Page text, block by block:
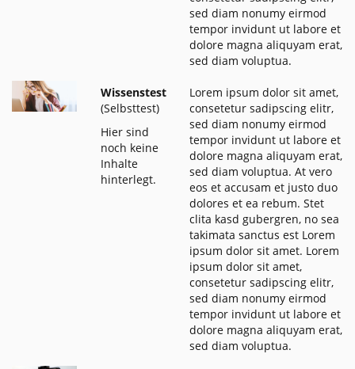
sed diam nonumy eirmod
tempor invidunt ut labore et
dolore magna aliquyam erat,
sed diam voluptua.
Wissenstest
(Selbsttest)
Hier sind
noch keine
Inhalte
hinterlegt.
Lorem ipsum dolor sit amet,
consetetur sadipscing elitr,
sed diam nonumy eirmod
tempor invidunt ut labore et
dolore magna aliquyam erat,
sed diam voluptua. At vero
eos et accusam et justo duo
dolores et ea rebum. Stet
clita kasd gubergren, no sea
takimata sanctus est Lorem
ipsum dolor sit amet. Lorem
ipsum dolor sit amet,
consetetur sadipscing elitr,
sed diam nonumy eirmod
tempor invidunt ut labore et
dolore magna aliquyam erat,
sed diam voluptua.